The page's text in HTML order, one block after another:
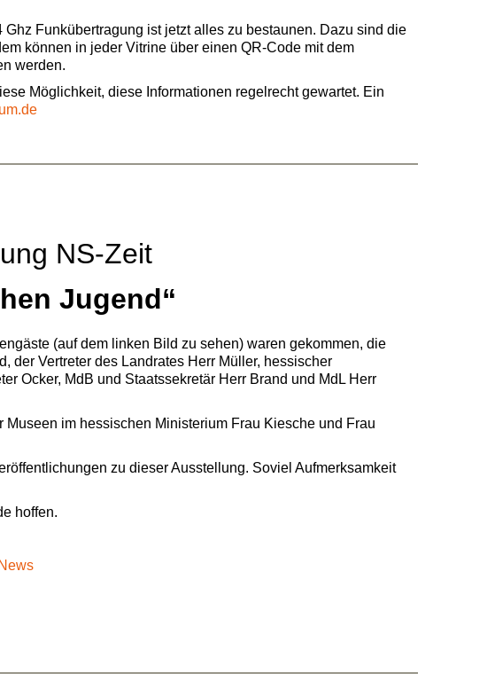
Funkübertragung ist jetzt alles zu bestaunen. Dazu sind die
können in jeder Vitrine über einen QR-Code mit dem
werden.
Möglichkeit, diese Informationen regelrecht gewartet. Ein
NS-Zeit
Jugend“
(auf dem linken Bild zu sehen) waren gekommen, die
der Vertreter des Landrates Herr Müller, hessischer
Ocker, MdB und Staatssekretär Herr Brand und MdL Herr
im hessischen Ministerium Frau Kiesche und Frau
zu dieser Ausstellung. Soviel Aufmerksamkeit
hoffen.